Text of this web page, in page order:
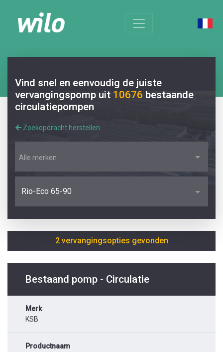
Vind snel en eenvoudig de juiste
vervangingspomp uit 10676 bestaande
circulatiepompen
Zoekopdracht herstellen
Alle merken
Rio-Eco 65-90
2 vervangingsopties gevonden
Bestaand pomp - Circulatie
Merk
KSB
Productnaam